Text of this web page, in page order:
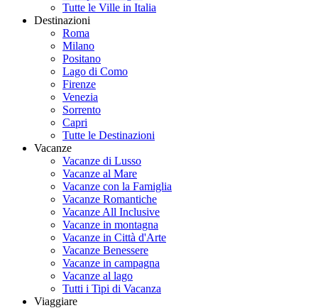
Tutte le Ville in Italia
Destinazioni
Roma
Milano
Positano
Lago di Como
Firenze
Venezia
Sorrento
Capri
Tutte le Destinazioni
Vacanze
Vacanze di Lusso
Vacanze al Mare
Vacanze con la Famiglia
Vacanze Romantiche
Vacanze All Inclusive
Vacanze in montagna
Vacanze in Città d'Arte
Vacanze Benessere
Vacanze in campagna
Vacanze al lago
Tutti i Tipi di Vacanza
Viaggiare